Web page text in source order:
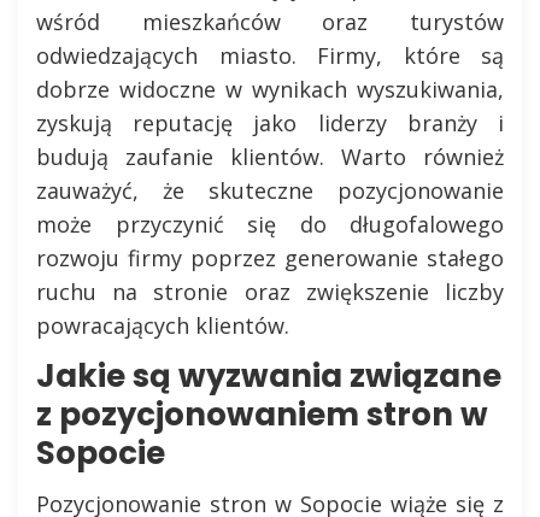
wśród mieszkańców oraz turystów
odwiedzających miasto. Firmy, które są
dobrze widoczne w wynikach wyszukiwania,
zyskują reputację jako liderzy branży i
budują zaufanie klientów. Warto również
zauważyć, że skuteczne pozycjonowanie
może przyczynić się do długofalowego
rozwoju firmy poprzez generowanie stałego
ruchu na stronie oraz zwiększenie liczby
powracających klientów.
Jakie są wyzwania związane
z pozycjonowaniem stron w
Sopocie
Pozycjonowanie stron w Sopocie wiąże się z